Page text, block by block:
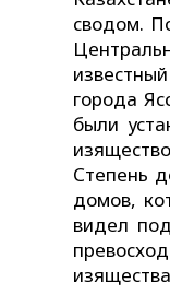
сводом.
города
были
Степень
домов,
видел